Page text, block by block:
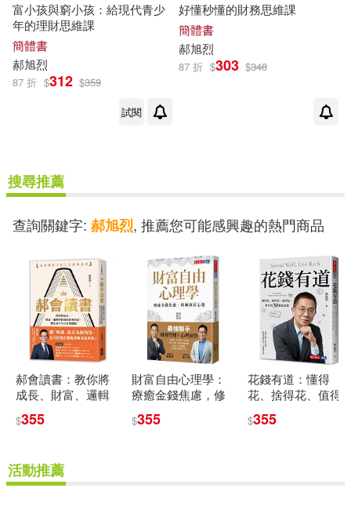
富小孩與窮小孩：給現代青少
年的理財思維課
簡體書
郝旭烈
87 折 $312 $359
試閱
好懂秒懂的財務思維課
簡體書
郝旭烈
87 折 $303 $348
搜尋推薦
查詢關鍵字: 郝旭烈, 推薦您可能感興趣的熱門商品
郝會讀書：教你將
成長、財富、邏輯
慧，轉化成人生可
$355
財富自由心理學：
療癒金錢焦慮，修
$355
花錢有道：懂得
花、捨得花、值得
思維
$355
活動推薦